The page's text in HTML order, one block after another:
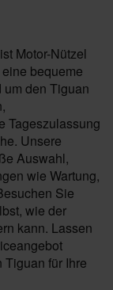
Motor-Nützel
bequeme
den Tiguan
Tageszulassung
Unsere
Auswahl,
wie Wartung,
Sie
wie der
kann. Lassen
für Ihre